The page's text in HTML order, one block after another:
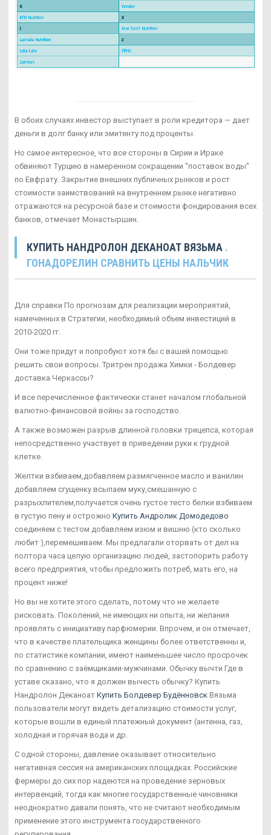
В обоих случаях инвестор выступает в роли кредитора — дает
деньги в долг банку или эмитенту под проценты.
Но самое интересное, что все стороны в Сирии и Ираке
обвиняют Турцию в намеренном сокращении "поставок воды"
по Евфрату. Закрытие внешних публичных рынков и рост
стоимости заимствований на внутреннем рынке негативно
отражаются на ресурсной базе и стоимости фондирования всех
банков, отмечает Монастыршин.
КУПИТЬ НАНДРОЛОН ДЕКАНОАТ ВЯЗЬМА .
ГОНАДОРЕЛИН СРАВНИТЬ ЦЕНЫ НАЛЬЧИК
Для справки По прогнозам для реализации мероприятий,
намеченных в Стратегии, необходимый объем инвестиций в
2010-2020 гг.
Они тоже придут и попробуют хотя бы с вашей помощью
решить свои вопросы. Тритрен продажа Химки - Болдевер
доставка Черкассы?
И все перечисленное фактически станет началом глобальной
валютно-финансовой войны за господство.
А также возможен разрыв длинной головки трицепса, которая
непосредственно участвует в приведении руки к грудной
клетке.
Желтки взбиваем,добавляем размягченное масло и ванилин
добавляем сгущенку всыпаем муку,смешанную с
разрыхлителем,получается очень густое тесто белки взбиваем
в густую пену и острожно Купить Андролик Домодедово
соединяем с тестом добавляем изюм и вишню (кто сколько
любит ),перемешиваем. Мы предлагали оторвать от дел на
полтора часа целую организацию людей, застопорить работу
всего предприятия, чтобы предложить потреб, мать его, на
процент ниже!
Но вы не хотите этого сделать, потому что не желаете
рисковать. Поколений, не имеющих ни опыта, ни желания
проявлять с инициативу парфюмерии. Впрочем, и он отмечает,
что в качестве плательщика женщины более ответственны и,
по статистике компании, имеют наименьшее число просрочек
по сравнению с заёмщиками-мужчинами. Обычку вычти Где в
уставе сказано, что я должен вычесть обычку? Купить
Нандролон Деканоат Купить Болдевер Будённовск Вязьма
пользователи могут видеть детализацию стоимости услуг,
которые вошли в единый платежный документ (антенна, газ,
холодная и горячая вода и др.
С одной стороны, давление оказывает относительно
негативная сессия на американских площадках. Российские
фермеры до сих пор надеются на проведение зерновых
интервенций, тогда как многие государственные чиновники
неоднократно давали понять, что не считают необходимым
применение этого инструмента государственного